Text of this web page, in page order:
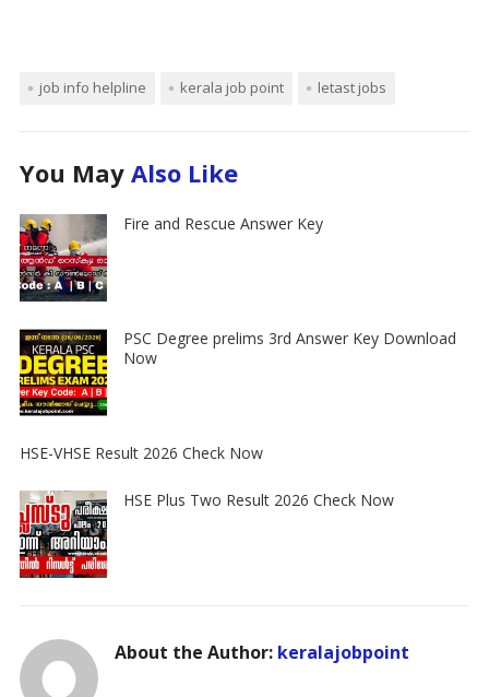
job info helpline kerala job point letast jobs
You May Also Like
Fire and Rescue Answer Key
PSC Degree prelims 3rd Answer Key Download
Now
HSE-VHSE Result 2026 Check Now
HSE Plus Two Result 2026 Check Now
About the Author: keralajobpoint